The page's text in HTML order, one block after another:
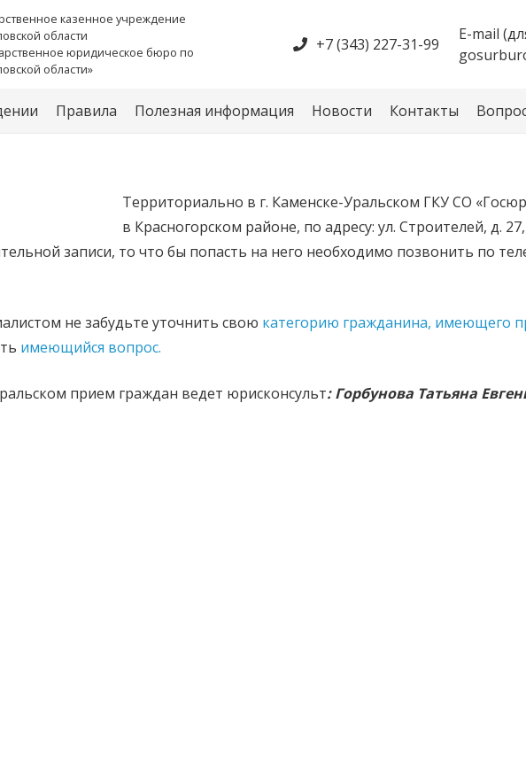
казенное учреждение
области
юридическое бюро по
области»
+7 (343) 227-31-99
E-mail
Правила Полезная информация Новости Контакты
Территориально в г. Каменске-Уральском ГКУ СО
в Красногорском районе, по адресу: ул. Строителей, д.
записи, то что бы попасть на него необходимо позвонить по
не забудьте уточнить свою категорию гражданина, имеющего
имеющийся вопрос.
прием граждан ведет юрисконсульт:Горбунова Татьяна